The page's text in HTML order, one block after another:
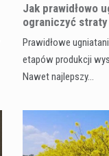
Jak prawidłowo
ograniczyć straty
Prawidłowe
etapów produkcji
Nawet najlepszy…